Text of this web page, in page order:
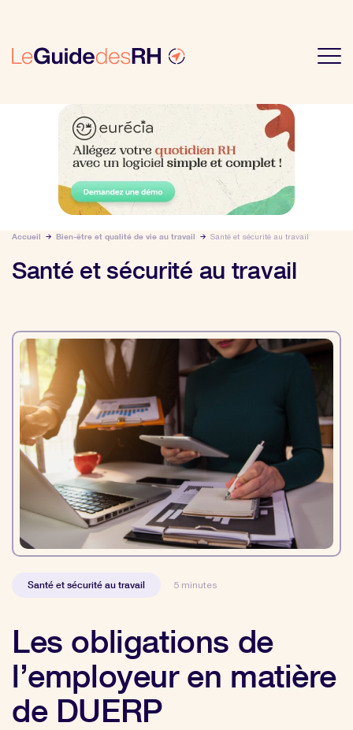
Accueil Bien-être et qualité de vie au travail Santé et sécurité au travail
Santé et sécurité au travail
Santé et sécurité au travail 5 minutes
Les obligations de
l’employeur en matière
de DUERP